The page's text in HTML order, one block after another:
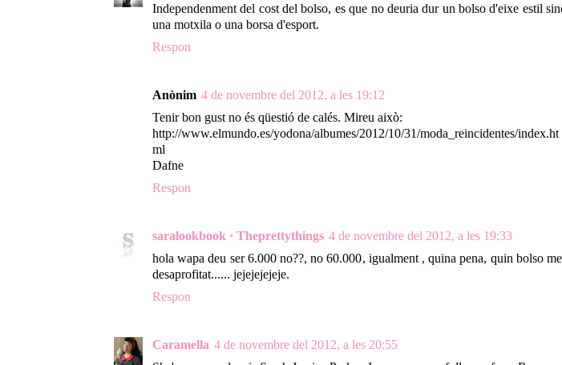
Independenment del cost del bolso, es que no deuria dur un bolso d'eixe estil
una motxila o una borsa d'esport.
Respon
Anònim 4 de novembre del 2012, a les 19:12
Tenir bon gust no és qüestió de calés. Mireu això:
http://www.elmundo.es/yodona/albumes/2012/10/31/moda_reincidentes/index.ht
ml
Dafne
Respon
saralookbook · Theprettythings 4 de novembre del 2012, a les 19:33
hola wapa deu ser 6.000 no??, no 60.000, igualment , quina pena, quin bolso
desaprofitat...... jejejejejeje.
Respon
Caramella 4 de novembre del 2012, a les 20:55